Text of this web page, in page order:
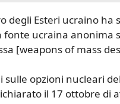
degli Esteri ucraino
fonte ucraina anonima
[weapons of mass
sulle opzioni nucleari
il 17 ottobre di